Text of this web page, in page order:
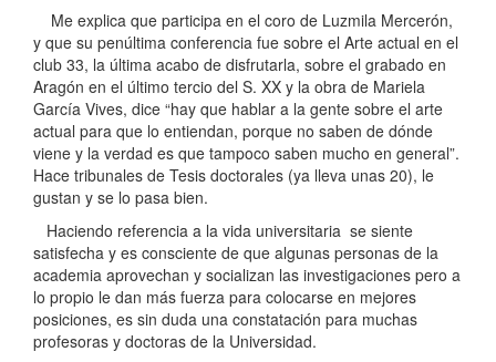
Me explica que participa en el coro de Luzmila Mercerón,
y que su penúltima conferencia fue sobre el Arte actual en el
club 33, la última acabo de disfrutarla, sobre el grabado en
Aragón en el último tercio del S. XX y la obra de Mariela
García Vives, dice “hay que hablar a la gente sobre el arte
actual para que lo entiendan, porque no saben de dónde
viene y la verdad es que tampoco saben mucho en general”.
Hace tribunales de Tesis doctorales (ya lleva unas 20), le
gustan y se lo pasa bien.
Haciendo referencia a la vida universitaria se siente
satisfecha y es consciente de que algunas personas de la
academia aprovechan y socializan las investigaciones pero a
lo propio le dan más fuerza para colocarse en mejores
posiciones, es sin duda una constatación para muchas
profesoras y doctoras de la Universidad.